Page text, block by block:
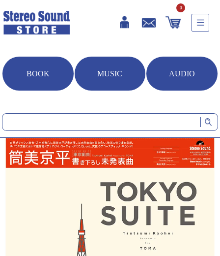
0
BOOK MUSIC AUDIO
TOKYO SUITE Tsutsumi Kyohei Presents for TOMA (LP)